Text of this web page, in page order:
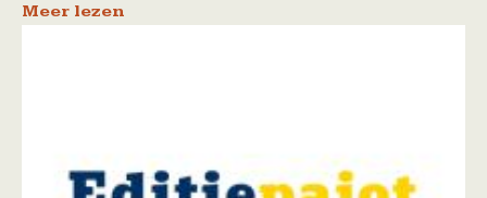
Meer lezen